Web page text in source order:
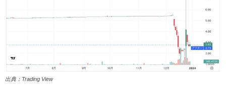
出典：Trading View